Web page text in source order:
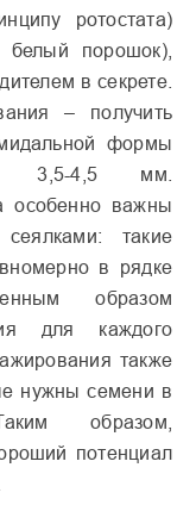
ротостата)
порошок),
в секрете.
– получить
формы
3,5-4,5 мм.
особенно важны
такие
в рядке
образом
для каждого
также
нужны семени в
образом,
потенциал